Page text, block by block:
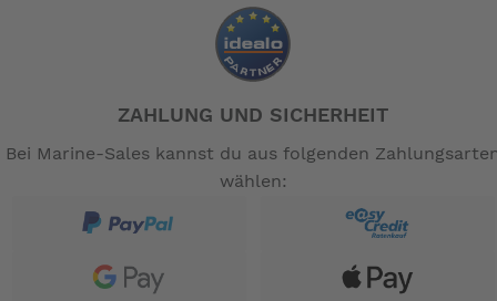
ZAHLUNG UND SICHERHEIT
Bei Marine-Sales kannst du aus folgenden
wählen: